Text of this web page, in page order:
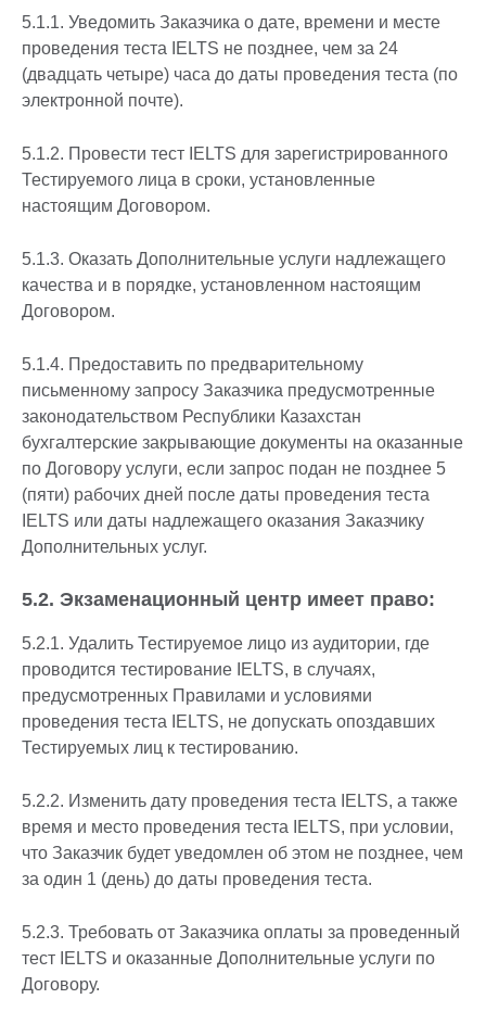
5.1.1. Уведомить Заказчика о дате, времени и месте
проведения теста IELTS не позднее, чем за 24
(двадцать четыре) часа до даты проведения теста (по
электронной почте).
5.1.2. Провести тест IELTS для зарегистрированного
Тестируемого лица в сроки, установленные
настоящим Договором.
5.1.3. Оказать Дополнительные услуги надлежащего
качества и в порядке, установленном настоящим
Договором.
5.1.4. Предоставить по предварительному
письменному запросу Заказчика предусмотренные
законодательством Республики Казахстан
бухгалтерские закрывающие документы на оказанные
по Договору услуги, если запрос подан не позднее 5
(пяти) рабочих дней после даты проведения теста
IELTS или даты надлежащего оказания Заказчику
Дополнительных услуг.
5.2. Экзаменационный центр имеет право:
5.2.1. Удалить Тестируемое лицо из аудитории, где
проводится тестирование IELTS, в случаях,
предусмотренных Правилами и условиями
проведения теста IELTS, не допускать опоздавших
Тестируемых лиц к тестированию.
5.2.2. Изменить дату проведения теста IELTS, а также
время и место проведения теста IELTS, при условии,
что Заказчик будет уведомлен об этом не позднее, чем
за один 1 (день) до даты проведения теста.
5.2.3. Требовать от Заказчика оплаты за проведенный
тест IELTS и оказанные Дополнительные услуги по
Договору.